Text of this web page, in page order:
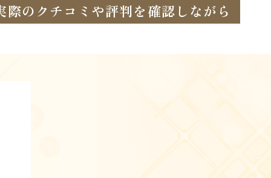
際のクチコミや評判を確認しながら